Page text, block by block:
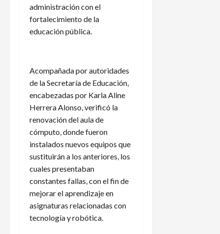
administración con el
fortalecimiento de la
educación pública.
Acompañada por autoridades
de la Secretaría de Educación,
encabezadas por Karla Aline
Herrera Alonso, verificó la
renovación del aula de
cómputo, donde fueron
instalados nuevos equipos que
sustituirán a los anteriores, los
cuales presentaban
constantes fallas, con el fin de
mejorar el aprendizaje en
asignaturas relacionadas con
tecnología y robótica.